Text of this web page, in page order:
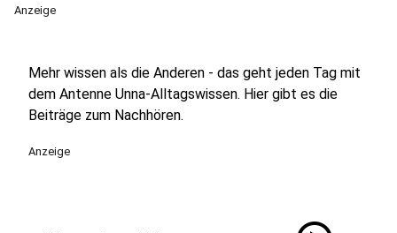
Anzeige
Mehr wissen als die Anderen - das geht jeden Tag mit
dem Antenne Unna-Alltagswissen. Hier gibt es die
Beiträge zum Nachhören.
Anzeige